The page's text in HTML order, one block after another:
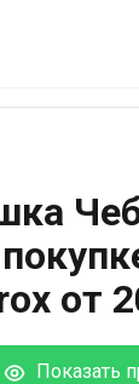
от
Показать